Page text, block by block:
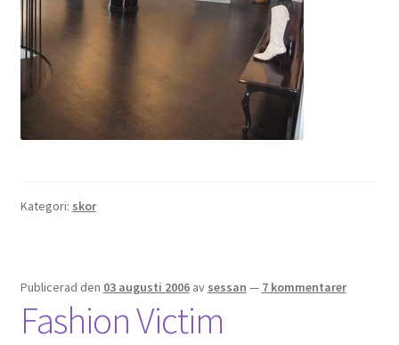
Kategori: skor
Publicerad den 03 augusti 2006 av sessan — 7 kommentarer
Fashion Victim